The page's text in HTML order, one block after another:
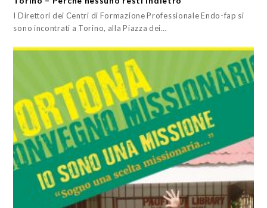
I Direttori dei Centri di Formazione Professionale Endo-fap si
sono incontrati a Torino, alla Piazza dei…